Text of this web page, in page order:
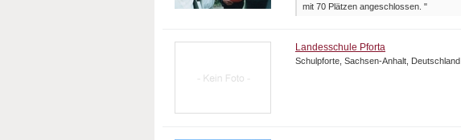
mit 70 Plätzen angeschlossen. "
Landesschule Pforta
Schulpforte, Sachsen-Anhalt, Deutschland